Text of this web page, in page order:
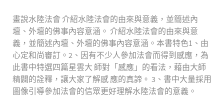
畫說水陸法會 介紹水陸法會的由來與意義，並簡述內
壇、外壇的佛事內容意涵。 介紹水陸法會的由來與意
義，並簡述內壇、外壇的佛事內容意涵。本書特色1、由
心定和尚審訂。2、因有不少人參加法會而得到感應，為
此書中特選四篇星雲大 師對「感應」的看法，藉由大師
精闢的詮釋，讓大家了解感 應的真諦。 3、書中大量採用
圖像引導參加法會的信眾更好理解水陸法會的意義。